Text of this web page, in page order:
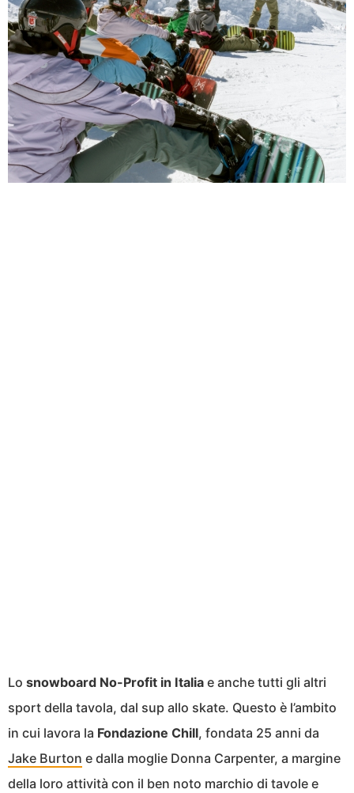
Lo snowboard No-Profit in Italia e anche tutti gli altri
sport della tavola, dal sup allo skate. Questo è l’ambito
in cui lavora la Fondazione Chill, fondata 25 anni da
Jake Burton e dalla moglie Donna Carpenter, a margine
della loro attività con il ben noto marchio di tavole e